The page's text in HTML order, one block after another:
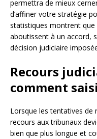
permettra de mieux
d’affiner votre stratégie
statistiques montrent que
aboutissent à un accord,
décision judiciaire
Recours
comment
Lorsque les tentatives de
recours aux tribunaux
bien que plus longue et